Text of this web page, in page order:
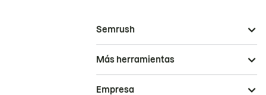
Semrush
Más herramientas
Empresa